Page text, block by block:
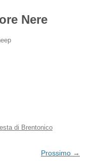
Nere
di Brentonico
Prossimo →